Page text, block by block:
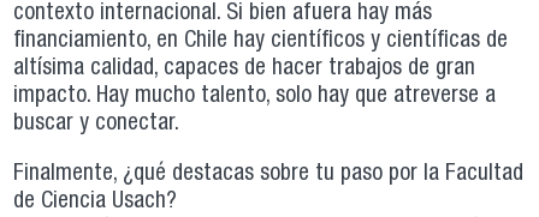
contexto internacional. Si bien afuera hay más
financiamiento, en Chile hay científicos y científicas de
altísima calidad, capaces de hacer trabajos de gran
impacto. Hay mucho talento, solo hay que atreverse a
buscar y conectar.
Finalmente, ¿qué destacas sobre tu paso por la Facultad
de Ciencia Usach?